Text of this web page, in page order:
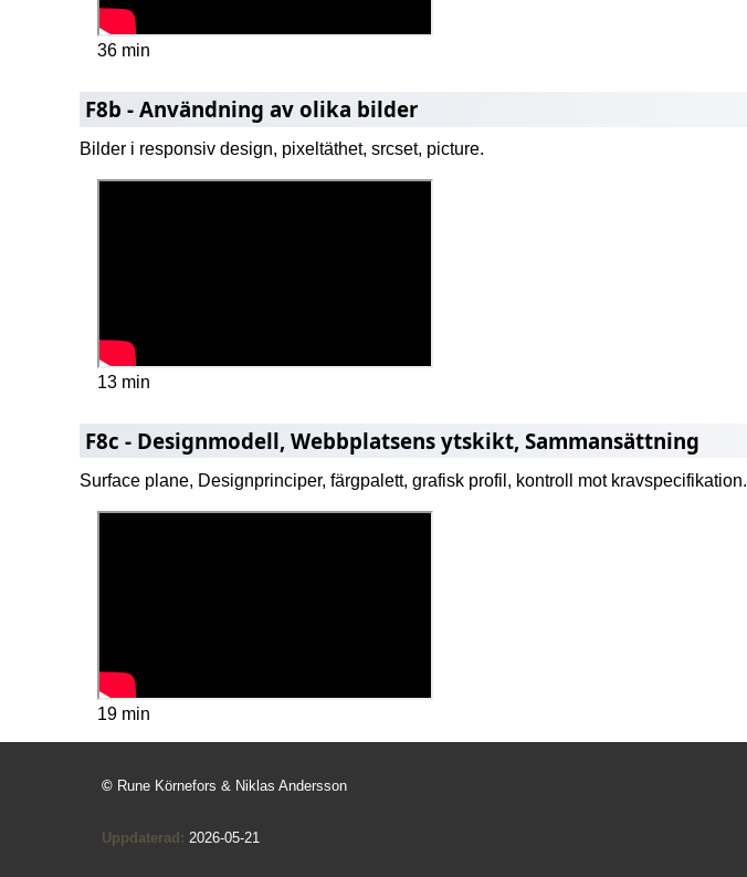
36 min
F8b - Användning av olika bilder
Bilder i responsiv design, pixeltäthet, srcset, picture.
13 min
F8c - Designmodell, Webbplatsens ytskikt, Sammansättning
Surface plane, Designprinciper, färgpalett, grafisk profil, kontroll mot kravspecifikation.
19 min
© Rune Körnefors & Niklas Andersson
Uppdaterad: 2026-05-21